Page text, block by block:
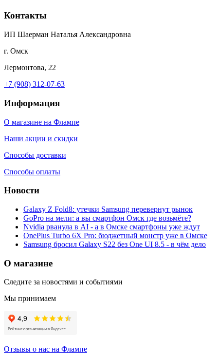
Контакты
ИП Шаерман Наталья Александровна
г. Омск
Лермонтова, 22
+7 (908) 312-07-63
Информация
О магазине на Флампе
Наши акции и скидки
Способы доставки
Способы оплаты
Новости
Galaxy Z Fold8: утечки Samsung перевернут рынок
GoPro на мели: а вы смартфон Омск где возьмёте?
Nvidia рванула в AI - а в Омске смартфоны уже ждут
OnePlus Turbo 6X Pro: бюджетный монстр уже в Омске
Samsung бросил Galaxy S22 без One UI 8.5 - в чём дело
О магазине
Следите за новостями и событиями
Мы принимаем
Отзывы о нас на Флампе